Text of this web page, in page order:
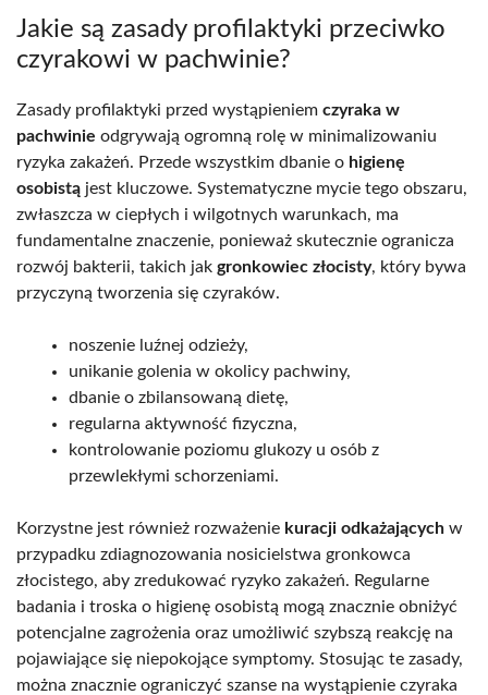
Jakie są zasady profilaktyki przeciwko
czyrakowi w pachwinie?
Zasady profilaktyki przed wystąpieniem czyraka w
pachwinie odgrywają ogromną rolę w minimalizowaniu
ryzyka zakażeń. Przede wszystkim dbanie o higienę
osobistą jest kluczowe. Systematyczne mycie tego obszaru,
zwłaszcza w ciepłych i wilgotnych warunkach, ma
fundamentalne znaczenie, ponieważ skutecznie ogranicza
rozwój bakterii, takich jak gronkowiec złocisty, który bywa
przyczyną tworzenia się czyraków.
noszenie luźnej odzieży,
unikanie golenia w okolicy pachwiny,
dbanie o zbilansowaną dietę,
regularna aktywność fizyczna,
kontrolowanie poziomu glukozy u osób z
przewlekłymi schorzeniami.
Korzystne jest również rozważenie kuracji odkażających w
przypadku zdiagnozowania nosicielstwa gronkowca
złocistego, aby zredukować ryzyko zakażeń. Regularne
badania i troska o higienę osobistą mogą znacznie obniżyć
potencjalne zagrożenia oraz umożliwić szybszą reakcję na
pojawiające się niepokojące symptomy. Stosując te zasady,
można znacznie ograniczyć szanse na wystąpienie czyraka